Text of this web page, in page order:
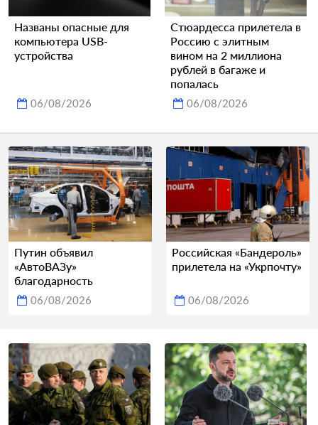
Названы опасные для
компьютера USB-
устройства
06/08/2026
Стюардесса прилетела в
Россию с элитным
вином на 2 миллиона
рублей в багаже и
попалась
06/08/2026
Путин объявил
«АвтоВАЗу»
благодарность
06/08/2026
Российская «Бандероль»
прилетела на «Укрпочту»
06/08/2026